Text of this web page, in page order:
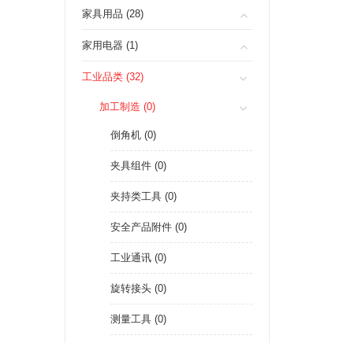
家具用品 (28)
家用电器 (1)
工业品类 (32)
加工制造 (0)
倒角机 (0)
夹具组件 (0)
夹持类工具 (0)
安全产品附件 (0)
工业通讯 (0)
旋转接头 (0)
测量工具 (0)